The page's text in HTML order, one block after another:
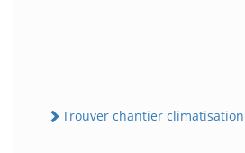
Trouver chantier climatisation